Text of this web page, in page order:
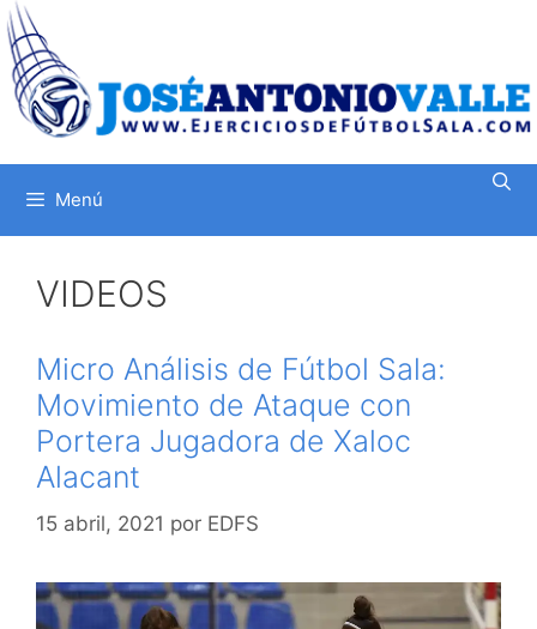
Saltar
al
contenido
Menú
VIDEOS
Micro Análisis de Fútbol Sala:
Movimiento de Ataque con
Portera Jugadora de Xaloc
Alacant
15 abril, 2021 por EDFS